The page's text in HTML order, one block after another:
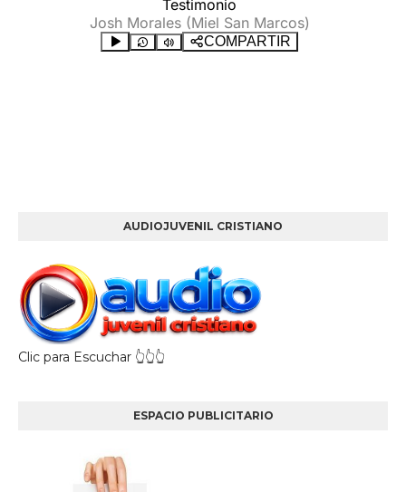
AUDIOJUVENIL CRISTIANO
Clic para Escuchar 👆👆👆
ESPACIO PUBLICITARIO